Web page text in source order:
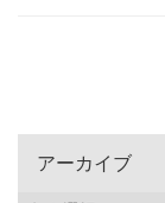
アーカイブ